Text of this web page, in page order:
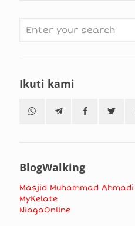
Ikuti kami
BlogWalking
Masjid Muhammad Ahmadi
MyKelate
NiagaOnline